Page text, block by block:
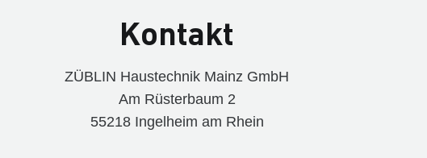
Kontakt
ZÜBLIN Haustechnik Mainz GmbH
Am Rüsterbaum 2
55218 Ingelheim am Rhein